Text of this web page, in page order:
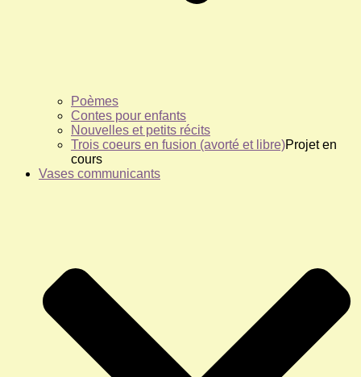
Poèmes
Contes pour enfants
Nouvelles et petits récits
Trois coeurs en fusion (avorté et libre)Projet en
cours
Vases communicants